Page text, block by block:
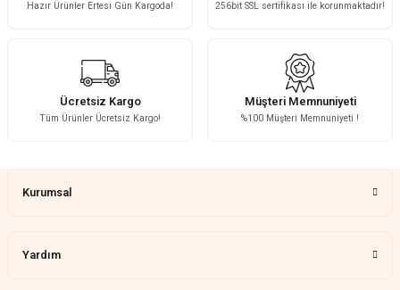
Hazır Ürünler Ertesi Gün Kargoda! 256bit SSL sertifikası ile korunmaktadır!
Ücretsiz Kargo
Tüm Ürünler Ücretsiz Kargo!
Müşteri Memnuniyeti
%100 Müşteri Memnuniyeti !
Kurumsal
Yardım